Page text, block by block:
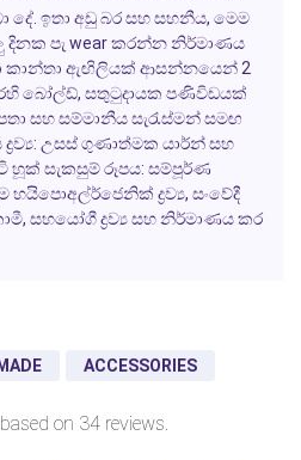
දේ ඉතා අඩුබරසහසහනීය, මෙම
දිනක පැ wearකරන්නනිර්මාණය
කාන්තා ඇඟිලියක් ආසන්නයෙන් 2
බෝල්ඩ්, සතුටුදායක පණිවිඩයක්
සහසම්මානීයසැරැස්මන්සමඟ
ද්‍රව්‍ය: උසස් ගුණාත්මක යාර්න්සහ
හූක් සැකසුම්රූපය: සම්පූර්ණ
හයිපොඅල්ර්ජෙනික් ද්‍රව්‍ය, සංවේදී
, සහයෝගීද්‍රව්‍යසහනිර්මාණය කර
ACCESSORIES
on 34 reviews.